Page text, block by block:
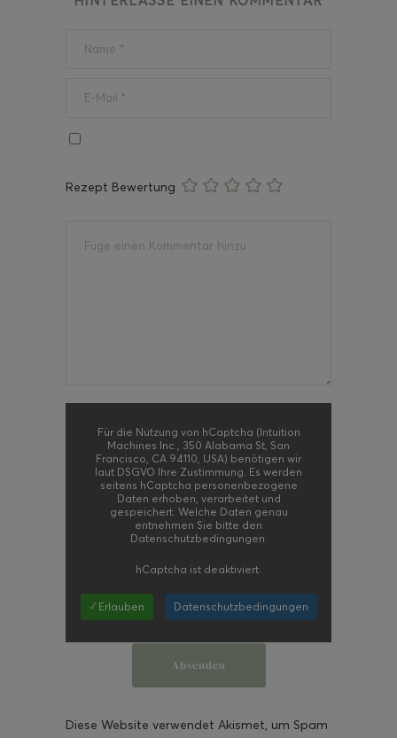
Rezept Bewertung
Für die Nutzung von hCaptcha (Intuition
Machines Inc., 350 Alabama St, San
Francisco, CA 94110, USA) benötigen wir
laut DSGVO Ihre Zustimmung. Es werden
seitens hCaptcha personenbezogene
Daten erhoben, verarbeitet und
gespeichert. Welche Daten genau
entnehmen Sie bitte den
Datenschutzbedingungen.
hCaptcha ist deaktiviert.
✓ Erlauben Datenschutzbedingungen
Diese Website verwendet Akismet, um Spam